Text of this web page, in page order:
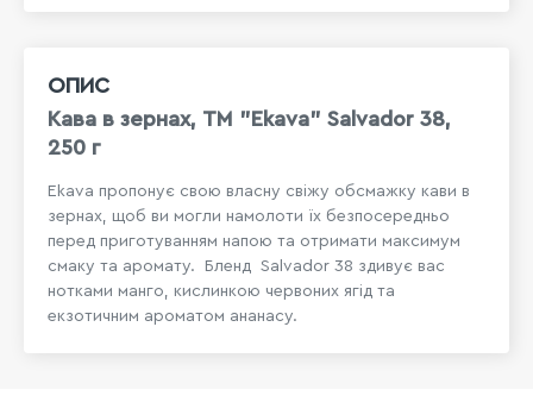
ОПИС
Кава в зернах, ТМ "Ekava" Salvador 38,
250 г
Ekava пропонує свою власну свіжу обсмажку кави в
зернах, щоб ви могли намолоти їх безпосередньо
перед приготуванням напою та отримати максимум
смаку та аромату. Бленд Salvador 38 здивує вас
нотками манго, кислинкою червоних ягід та
екзотичним ароматом ананасу.